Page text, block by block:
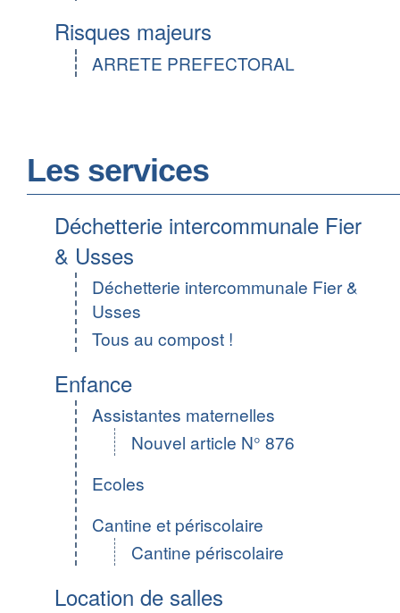
Risques majeurs
ARRETE PREFECTORAL
Les services
Déchetterie intercommunale Fier
& Usses
Déchetterie intercommunale Fier &
Usses
Tous au compost !
Enfance
Assistantes maternelles
Nouvel article N° 876
Ecoles
Cantine et périscolaire
Cantine périscolaire
Location de salles